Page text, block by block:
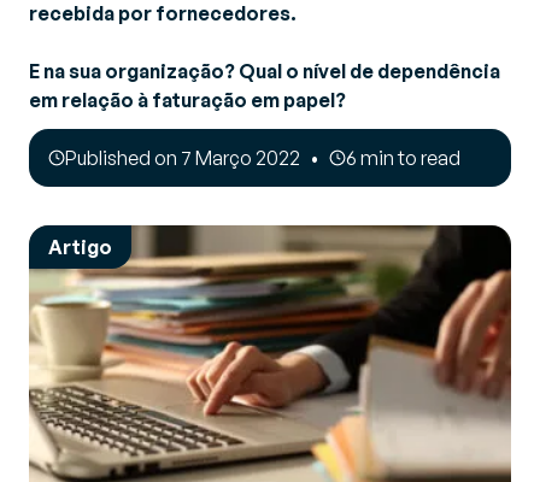
recebida por fornecedores.
E na sua organização? Qual o nível de dependência
em relação à faturação em papel?
Published on 7 Março 2022 6 min to read
Artigo